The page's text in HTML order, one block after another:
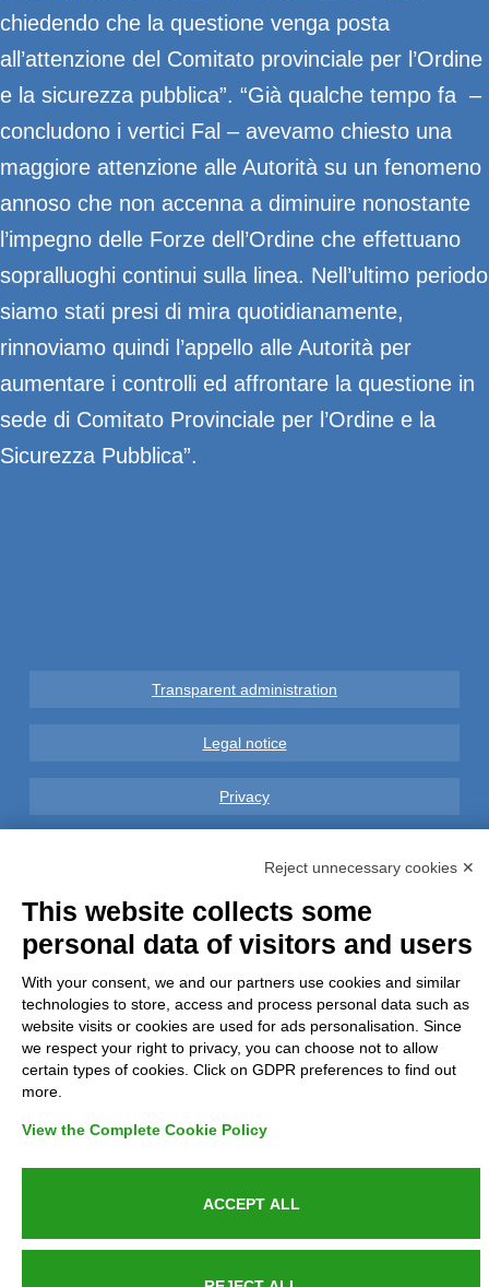
chiedendo che la questione venga posta
all’attenzione del Comitato provinciale per l’Ordine
e la sicurezza pubblica”. “Già qualche tempo fa –
concludono i vertici Fal – avevamo chiesto una
maggiore attenzione alle Autorità su un fenomeno
annoso che non accenna a diminuire nonostante
l’impegno delle Forze dell’Ordine che effettuano
sopralluoghi continui sulla linea. Nell’ultimo periodo
siamo stati presi di mira quotidianamente,
rinnoviamo quindi l’appello alle Autorità per
aumentare i controlli ed affrontare la questione in
sede di Comitato Provinciale per l’Ordine e la
Sicurezza Pubblica”.
Transparent administration
Legal notice
Privacy
Complaints
Refunds and Indemnities
Contacts
Azienda certificata UNI EN ISO 9001:2015
P.IVA 05538100727 - C.so Italia n.8 70123, BARI
Reject unnecessary cookies ✕
This website collects some
personal data of visitors and users
With your consent, we and our partners use cookies and similar
technologies to store, access and process personal data such as
website visits or cookies are used for ads personalisation. Since
we respect your right to privacy, you can choose not to allow
certain types of cookies. Click on GDPR preferences to find out
more.
View the Complete Cookie Policy
ACCEPT ALL